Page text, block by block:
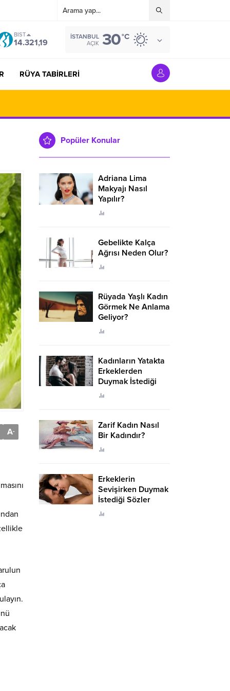
BIST
14.321,19
İSTANBUL
AÇIK 30°C
RÜYA TABİRLERİ
A-
Popüler Konular
Adriana Lima
Makyajı Nasıl
Yapılır?
Gebelikte Kalça
Ağrısı Neden Olur?
Rüyada Yaşlı Kadın
Görmek Ne Anlama
Geliyor?
Kadınların Yatakta
Erkeklerden
Duymak İstediği
Sözler
Zarif Kadın Nasıl
Bir Kadındır?
Erkeklerin
Sevişirken Duymak
İstediği Sözler
Neler?